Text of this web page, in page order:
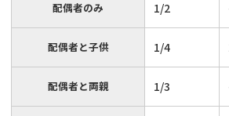
配偶者のみ 1/2
配偶者と子供 1/4
配偶者と両親 1/3